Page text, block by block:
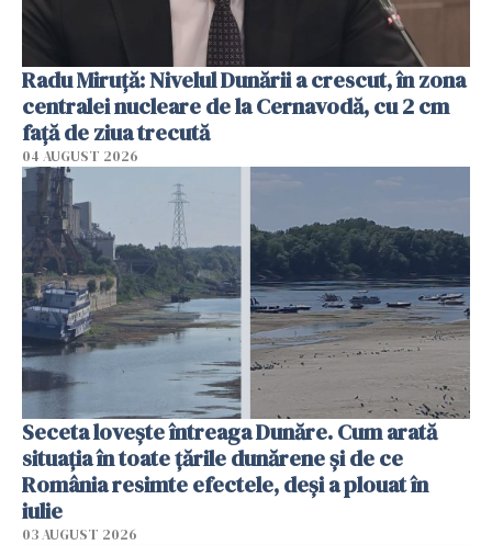
Radu Miruţă: Nivelul Dunării a crescut, în zona
centralei nucleare de la Cernavodă, cu 2 cm
faţă de ziua trecută
04 AUGUST 2026
Seceta lovește întreaga Dunăre. Cum arată
situația în toate țările dunărene și de ce
România resimte efectele, deși a plouat în
iulie
03 AUGUST 2026